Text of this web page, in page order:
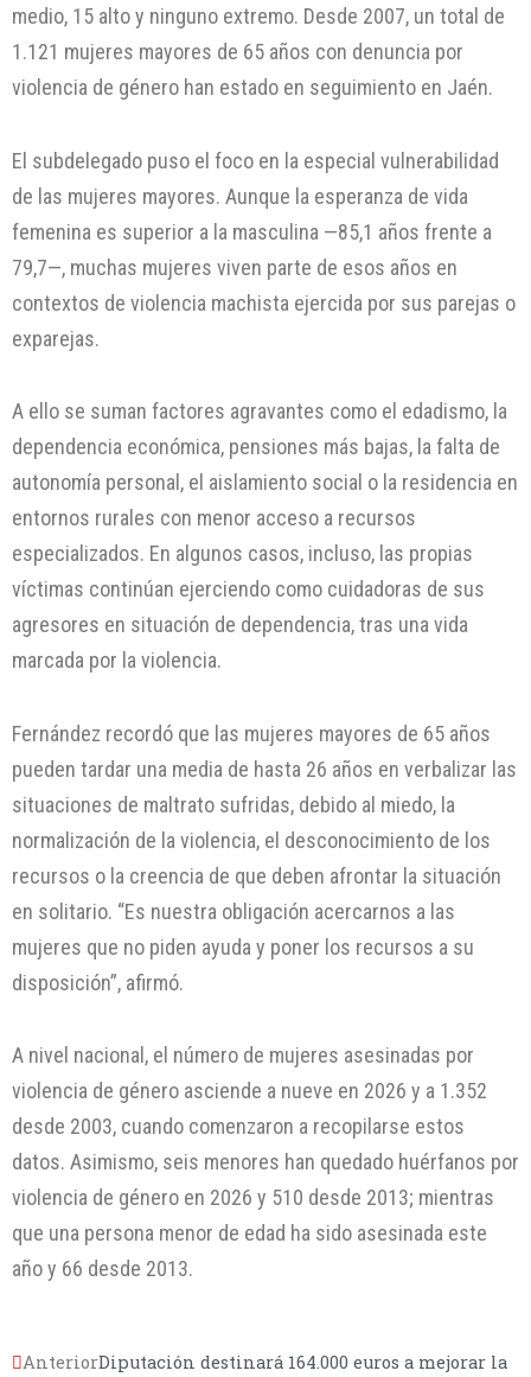
medio, 15 alto y ninguno extremo. Desde 2007, un total de
1.121 mujeres mayores de 65 años con denuncia por
violencia de género han estado en seguimiento en Jaén.
El subdelegado puso el foco en la especial vulnerabilidad
de las mujeres mayores. Aunque la esperanza de vida
femenina es superior a la masculina —85,1 años frente a
79,7—, muchas mujeres viven parte de esos años en
contextos de violencia machista ejercida por sus parejas o
exparejas.
A ello se suman factores agravantes como el edadismo, la
dependencia económica, pensiones más bajas, la falta de
autonomía personal, el aislamiento social o la residencia en
entornos rurales con menor acceso a recursos
especializados. En algunos casos, incluso, las propias
víctimas continúan ejerciendo como cuidadoras de sus
agresores en situación de dependencia, tras una vida
marcada por la violencia.
Fernández recordó que las mujeres mayores de 65 años
pueden tardar una media de hasta 26 años en verbalizar las
situaciones de maltrato sufridas, debido al miedo, la
normalización de la violencia, el desconocimiento de los
recursos o la creencia de que deben afrontar la situación
en solitario. “Es nuestra obligación acercarnos a las
mujeres que no piden ayuda y poner los recursos a su
disposición”, afirmó.
A nivel nacional, el número de mujeres asesinadas por
violencia de género asciende a nueve en 2026 y a 1.352
desde 2003, cuando comenzaron a recopilarse estos
datos. Asimismo, seis menores han quedado huérfanos por
violencia de género en 2026 y 510 desde 2013; mientras
que una persona menor de edad ha sido asesinada este
año y 66 desde 2013.
AnteriorDiputación destinará 164.000 euros a mejorar la